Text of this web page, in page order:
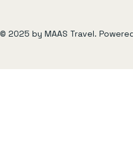
© 2025 by MAAS Travel.